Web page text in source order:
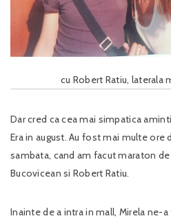
cu Robert Ratiu, laterala
Dar cred ca cea mai simpatica
Era in august. Au fost mai multe ore
sambata, cand am facut maraton
Bucovicean si Robert Ratiu.
Inainte de a intra in mall, Mirela ne-